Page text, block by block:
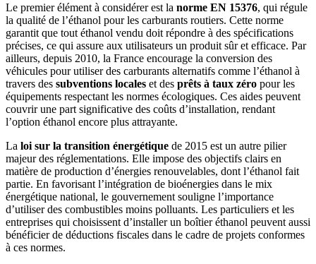
Le premier élément à considérer est la norme EN 15376, qui régule
la qualité de l’éthanol pour les carburants routiers. Cette norme
garantit que tout éthanol vendu doit répondre à des spécifications
précises, ce qui assure aux utilisateurs un produit sûr et efficace. Par
ailleurs, depuis 2010, la France encourage la conversion des
véhicules pour utiliser des carburants alternatifs comme l’éthanol à
travers des subventions locales et des prêts à taux zéro pour les
équipements respectant les normes écologiques. Ces aides peuvent
couvrir une part significative des coûts d’installation, rendant
l’option éthanol encore plus attrayante.
La loi sur la transition énergétique de 2015 est un autre pilier
majeur des réglementations. Elle impose des objectifs clairs en
matière de production d’énergies renouvelables, dont l’éthanol fait
partie. En favorisant l’intégration de bioénergies dans le mix
énergétique national, le gouvernement souligne l’importance
d’utiliser des combustibles moins polluants. Les particuliers et les
entreprises qui choisissent d’installer un boîtier éthanol peuvent aussi
bénéficier de déductions fiscales dans le cadre de projets conformes
à ces normes.